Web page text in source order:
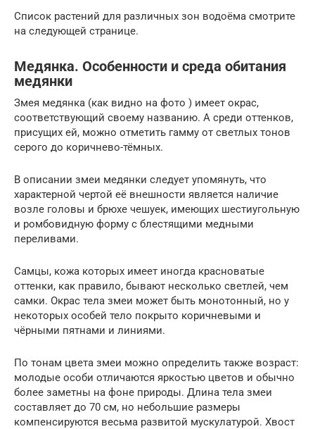
Список растений для различных зон водоёма смотрите
на следующей странице.
Медянка. Особенности и среда обитания
медянки
Змея медянка (как видно на фото ) имеет окрас,
соответствующий своему названию. А среди оттенков,
присущих ей, можно отметить гамму от светлых тонов
серого до коричнево-тёмных.
В описании змеи медянки следует упомянуть, что
характерной чертой её внешности является наличие
возле головы и брюхе чешуек, имеющих шестиугольную
и ромбовидную форму с блестящими медными
переливами.
Самцы, кожа которых имеет иногда красноватые
оттенки, как правило, бывают несколько светлей, чем
самки. Окрас тела змеи может быть монотонный, но у
некоторых особей тело покрыто коричневыми и
чёрными пятнами и линиями.
По тонам цвета змеи можно определить также возраст:
молодые особи отличаются яркостью цветов и обычно
более заметны на фоне природы. Длина тела змеи
составляет до 70 см, но небольшие размеры
компенсируются весьма развитой мускулатурой. Хвост